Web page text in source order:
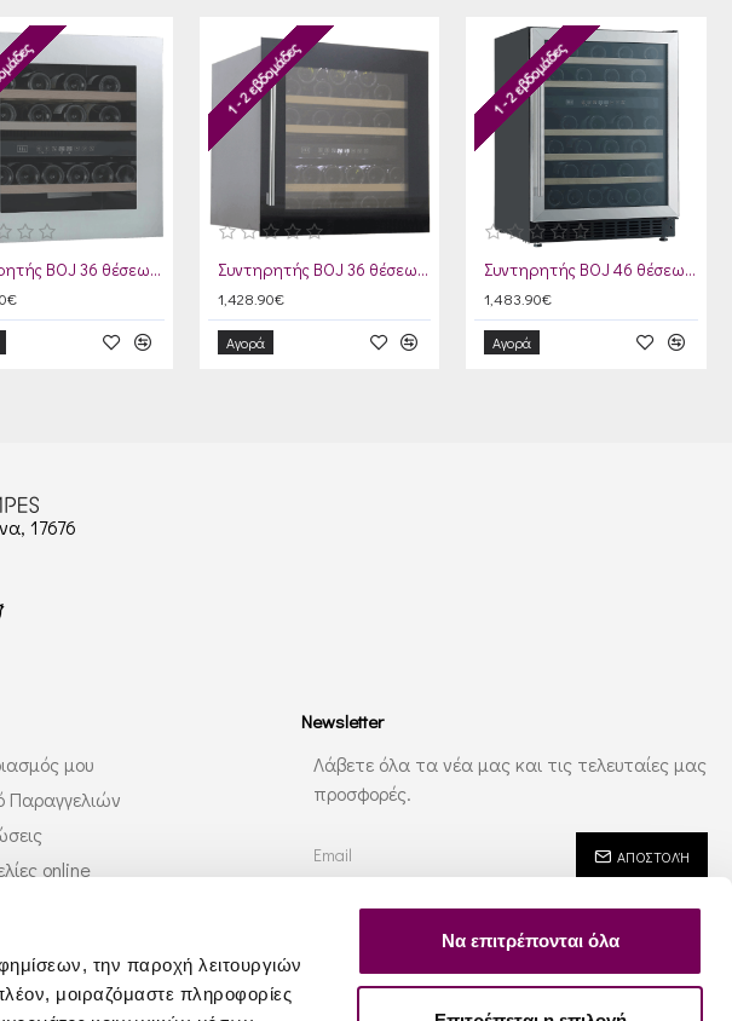
την παροχή λειτουργιών
μοιραζόμαστε πληροφορίες
Να επιτρέπονται όλα
Συντηρητής BOJ 36 θέσεων Inox
1 - 2 εβδομάδες
Συντηρητής BOJ 36 θέσεων Μαύρο
1,428.90€
Αγορά
1 - 2 εβδομάδες
Συντηρητής BOJ 46 θέσεων Inox
1,483.90€
Αγορά
17676
μου
Παραγγελιών
online
Σκαφών
Newsletter
Λάβετε όλα τα νέα μας και τις τελευταίες μας
προσφορές.
ΑΠΟΣΤΟΛΉ